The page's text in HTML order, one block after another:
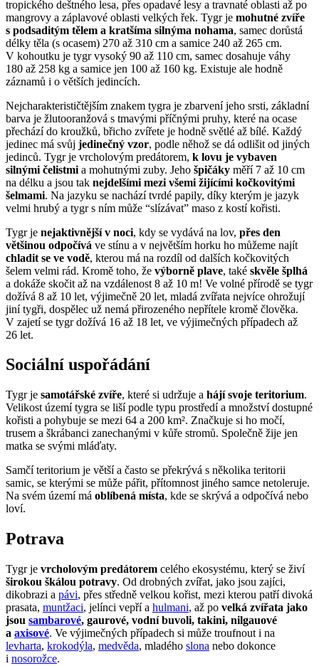
tropického deštného lesa, přes opadavé lesy a travnaté oblasti až po
mangrovy a záplavové oblasti velkých řek. Tygr je mohutné zvíře
s podsaditým tělem a kratšíma silnýma nohama, samec dorůstá
délky těla (s ocasem) 270 až 310 cm a samice 240 až 265 cm.
V kohoutku je tygr vysoký 90 až 110 cm, samec dosahuje váhy
180 až 258 kg a samice jen 100 až 160 kg. Existuje ale hodně
záznamů i o větších jedincích.
Nejcharakterističtějším znakem tygra je zbarvení jeho srsti, základní
barva je žlutooranžová s tmavými příčnými pruhy, které na ocase
přechází do kroužků, břicho zvířete je hodně světlé až bílé. Každý
jedinec má svůj jedinečný vzor, podle něhož se dá odlišit od jiných
jedinců. Tygr je vrcholovým predátorem, k lovu je vybaven
silnými čelistmi a mohutnými zuby. Jeho špičáky měří 7 až 10 cm
na délku a jsou tak nejdelšími mezi všemi žijícími kočkovitými
šelmami. Na jazyku se nachází tvrdé papily, díky kterým je jazyk
velmi hrubý a tygr s ním může “slízávat” maso z kostí kořisti.
Tygr je nejaktivnější v noci, kdy se vydává na lov, přes den
většinou odpočívá ve stínu a v největším horku ho můžeme najít
chladit se ve vodě, kterou má na rozdíl od dalších kočkovitých
šelem velmi rád. Kromě toho, že výborně plave, také skvěle šplhá
a dokáže skočit až na vzdálenost 8 až 10 m! Ve volné přírodě se tygr
dožívá 8 až 10 let, výjimečně 20 let, mladá zvířata nejvíce ohrožují
jiní tygři, dospělec už nemá přirozeného nepřítele kromě člověka.
V zajetí se tygr dožívá 16 až 18 let, ve výjimečných případech až
26 let.
Sociální uspořádání
Tygr je samotářské zvíře, které si udržuje a hájí svoje teritorium.
Velikost území tygra se liší podle typu prostředí a množství dostupné
kořisti a pohybuje se mezi 64 a 200 km². Značkuje si ho močí,
trusem a škrábanci zanechanými v kůře stromů. Společně žije jen
matka se svými mláďaty.
Samčí teritorium je větší a často se překrývá s několika teritorii
samic, se kterými se může pářit, přítomnost jiného samce netoleruje.
Na svém území má oblíbená místa, kde se skrývá a odpočívá nebo
loví.
Potrava
Tygr je vrcholovým predátorem celého ekosystému, který se živí
širokou škálou potravy. Od drobných zvířat, jako jsou zajíci,
dikobrazi a pávi, přes středně velkou kořist, mezi kterou patří divoká
prasata, muntžaci, jelínci vepří a hulmani, až po velká zvířata jako
jsou sambarové, gaurové, vodní buvoli, takini, nilgauové
a axisové. Ve výjimečných případech si může troufnout i na
levharta, krokodýla, medvěda, mladého slona nebo dokonce
i nosorožce.